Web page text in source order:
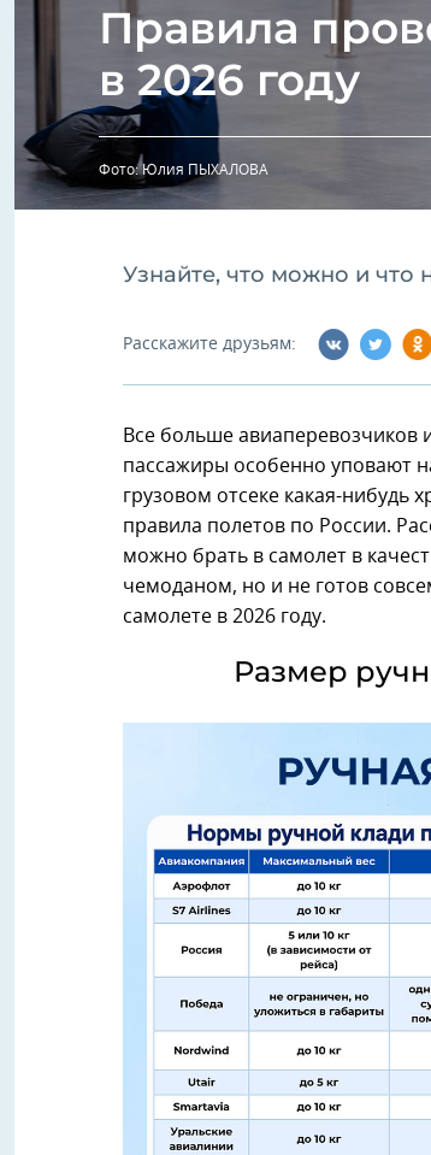
Правила
в 2026 году
Фото: Юлия ПЫХАЛОВА
Узнайте, что можно и что
Расскажите друзьям:
Все больше авиаперевозчиков
пассажиры особенно уповают
грузовом отсеке какая-нибудь
правила полетов по России.
можно брать в самолет в
чемоданом, но и не готов
самолете в 2026 году.
Размер